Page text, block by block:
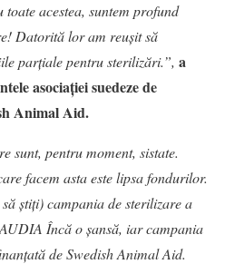
acestea, suntem profund
Datorită lor am reușit să
parțiale pentru sterilizări.”, a
asociației suedeze de
Animal Aid.
sunt, pentru moment, sistate.
facem asta este lipsa fondurilor.
știți) campania de sterilizare a
Încă o șansă, iar campania
de Swedish Animal Aid.